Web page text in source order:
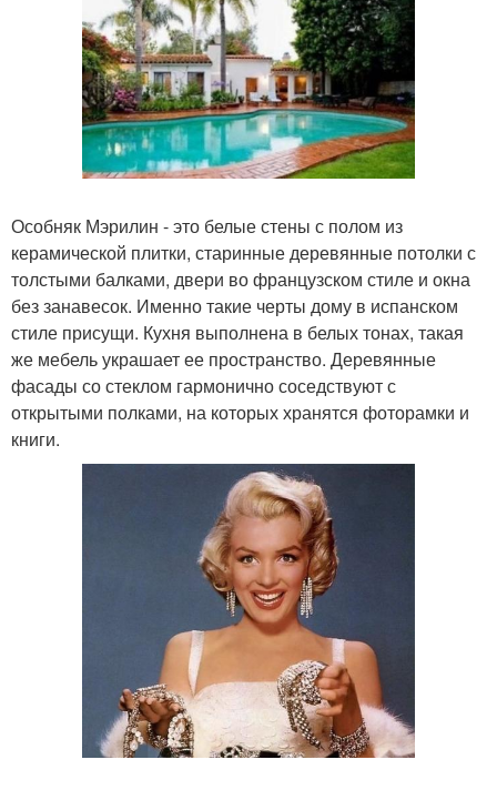
Особняк Мэрилин - это белые стены с полом из
керамической плитки, старинные деревянные потолки с
толстыми балками, двери во французском стиле и окна
без занавесок. Именно такие черты дому в испанском
стиле присущи. Кухня выполнена в белых тонах, такая
же мебель украшает ее пространство. Деревянные
фасады со стеклом гармонично соседствуют с
открытыми полками, на которых хранятся фоторамки и
книги.